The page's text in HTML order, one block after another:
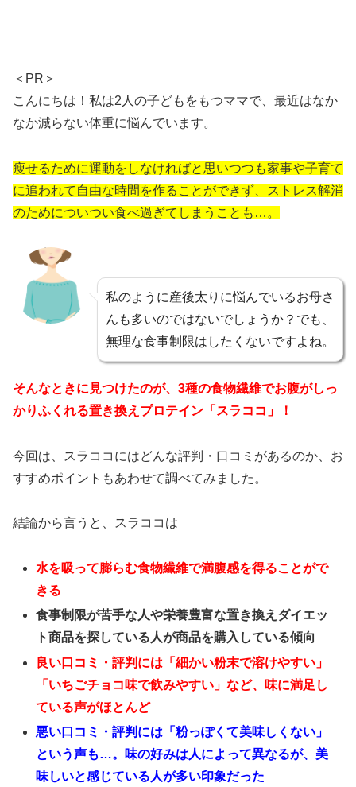
＜PR＞
こんにちは！私は2人の子どもをもつママで、最近はなか
なか減らない体重に悩んでいます。
瘦せるために運動をしなければと思いつつも家事や子育て
に追われて自由な時間を作ることができず、ストレス解消
のためについつい食べ過ぎてしまうことも…。
私のように産後太りに悩んでいるお母さ
んも多いのではないでしょうか？でも、
無理な食事制限はしたくないですよね。
そんなときに見つけたのが、3種の食物繊維でお腹がしっ
かりふくれる置き換えプロテイン「スラココ」！
今回は、スラココにはどんな評判・口コミがあるのか、お
すすめポイントもあわせて調べてみました。
結論から言うと、スラココは
水を吸って膨らむ食物繊維で満腹感を得ることがで
きる
食事制限が苦手な人や栄養豊富な置き換えダイエッ
ト商品を探している人が商品を購入している傾向
良い口コミ・評判には「細かい粉末で溶けやすい」
「いちごチョコ味で飲みやすい」など、味に満足し
ている声がほとんど
悪い口コミ・評判には「粉っぽくて美味しくない」
という声も…。味の好みは人によって異なるが、美
味しいと感じている人が多い印象だった